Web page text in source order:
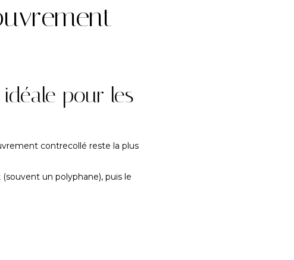
pour les
contrecollé reste la plus
un polyphane), puis le